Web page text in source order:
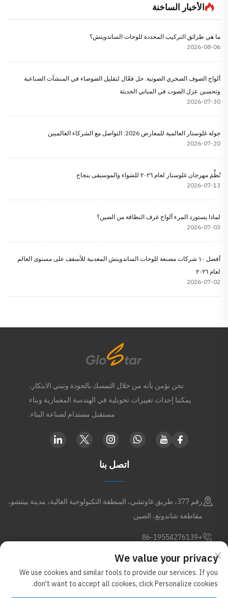
الأخبار الساخنة
ما هي طرائق التركيب المحددة للوحات الساندويتش؟
2026-08-06
ألواح الصوف الصخري الصوتية: حل فعّال لتقليل الضوضاء في المنشآت الصناعية
وتحسين عزل الصوت في المباني الحديثة
2026-07-30
جولة غلوستار العالمية للمعارض 2026: التواصل مع الشركاء العالميين
2026-07-20
نُظِّمَ مهرجان غلوستار لعام ٢٠٢٦ للشواء والموسيقى بنجاح
2026-07-13
لماذا يستورد المرء ألواح غرف النظافة من الصين؟
2026-07-03
أفضل ١٠ شركات مصنعة للوحات الساندويتش المعدنية للأسقف على مستوى العالم
لعام ٢٠٢٦
2026-07-02
نحن نؤمن بأنه من خلال التمسك بالجودة وتبني الابتكار،
يمكننا إحداث تغييرات تحويلية في الهندسة المعمارية وبناء
مستقبل مستدام لصناعة البناء.
اتصل بنا
رقم 377، طريق غاوتشي، المنطقة التكنولوجية العالية، مدينة بينتشو،
مقاطعة شاندونغ، الصين
+86-19554276139
[email protected]
We value your privacy
We use cookies and similar tools to provide our services. If you
don't want to accept all cookies, click Personalize cookies.